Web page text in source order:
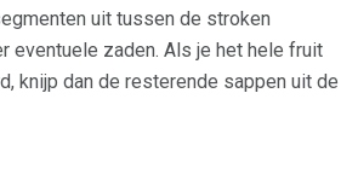
uit tussen de stroken
eventuele zaden. Als je het hele fruit
knijp dan de resterende sappen uit de